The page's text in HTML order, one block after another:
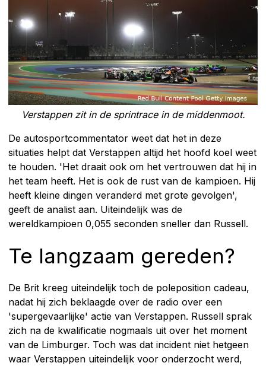
Verstappen zit in de sprintrace in de middenmoot.
De autosportcommentator weet dat het in deze
situaties helpt dat Verstappen altijd het hoofd koel weet
te houden. 'Het draait ook om het vertrouwen dat hij in
het team heeft. Het is ook de rust van de kampioen. Hij
heeft kleine dingen veranderd met grote gevolgen',
geeft de analist aan. Uiteindelijk was de
wereldkampioen 0,055 seconden sneller dan Russell.
Te langzaam gereden?
De Brit kreeg uiteindelijk toch de poleposition cadeau,
nadat hij zich beklaagde over de radio over een
'supergevaarlijke' actie van Verstappen. Russell sprak
zich na de kwalificatie nogmaals uit over het moment
van de Limburger. Toch was dat incident niet hetgeen
waar Verstappen uiteindelijk voor onderzocht werd,